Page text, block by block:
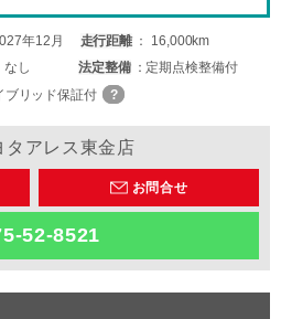
年12月 走行距離
16,000km
なし 法定整備
定期点検整備付
ブリッド保証付
タアレス東金店
お問合せ
52-8521